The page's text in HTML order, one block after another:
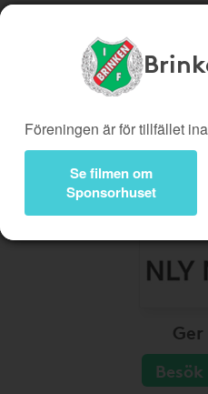
Köp genom denna
Presentkort
Bli medlem
Föreningen är för tillfället
Se filmen om
Sponsorhuset